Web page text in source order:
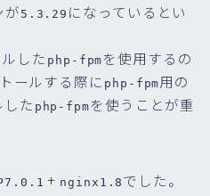
が 5.3.29 になっているとい
した php-fpm を使用するの
ールする際に php-fpm用の
た php-fpm を使うことが重
+ nginx1.8 でした。